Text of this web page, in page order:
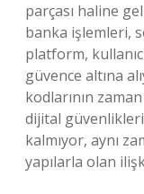
parçası haline
banka işlemleri,
platform,
güvence altına
kodlarının
dijital
kalmıyor, aynı
yapılarla olan